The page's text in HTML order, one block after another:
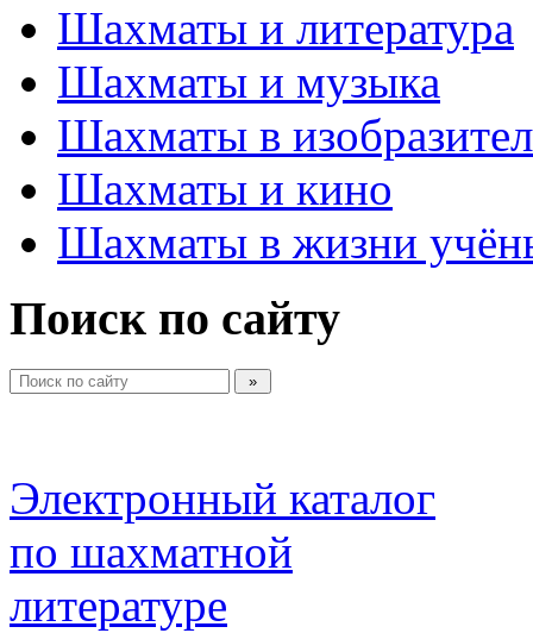
Шахматы и литература
Шахматы и музыка
Шахматы в
Шахматы и кино
Шахматы в жизни
Поиск по сайту
Электронный каталог
по шахматной
литературе